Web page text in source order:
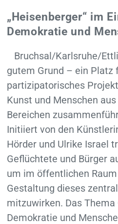
„Heisenberger“ im
Demokratie und
Bruchsal/Karlsruhe/
gutem Grund – ein Platz
partizipatorisches
Kunst und Menschen
Bereichen
Initiiert von den
Hörder und Ulrike Israel
Geflüchtete und Bürger
um im öffentlichen
Gestaltung dieses
mitzuwirken. Das Thema
Demokratie und